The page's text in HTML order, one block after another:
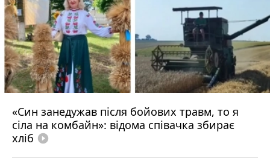
«Син занедужав після бойових травм, то я
сіла на комбайн»: відома співачка збирає
хліб play_circle_filled